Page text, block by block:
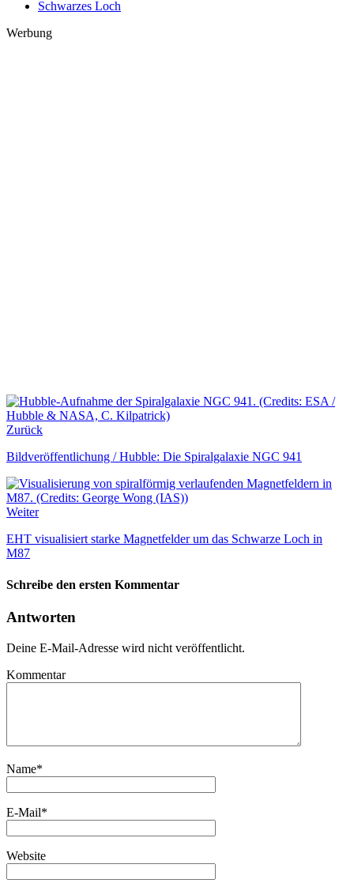
Schwarzes Loch
Werbung
Zurück
Bildveröffentlichung / Hubble: Die Spiralgalaxie NGC 941
Weiter
EHT visualisiert starke Magnetfelder um das Schwarze Loch in
M87
Schreibe den ersten Kommentar
Antworten
Deine E-Mail-Adresse wird nicht veröffentlicht.
Kommentar
Name*
E-Mail*
Website